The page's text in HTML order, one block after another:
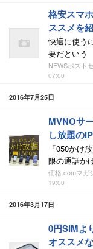
格安スマ
ススメを
快適に使う
要だという
NEWSポスト
07:00
2016年7月25日
MVNOサ
し放題の
「050かけ
限の通話か
価格.comマガ
19:00
2016年3月17日
0円SIMよ
オススメ